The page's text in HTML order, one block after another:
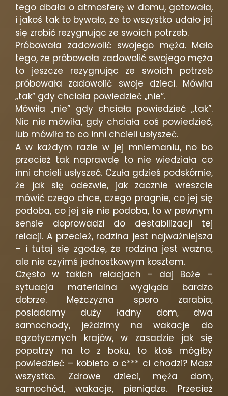
tego dbała o atmosferę w domu, gotowała,
i jakoś tak to bywało, że to wszystko udało jej
się zrobić rezygnując ze swoich potrzeb.
Próbowała zadowolić swojego męża. Mało
tego, że próbowała zadowolić swojego męża
to jeszcze rezygnując ze swoich potrzeb
próbowała zadowolić swoje dzieci. Mówiła
„tak” gdy chciała powiedzieć „nie”.
Mówiła „nie” gdy chciała powiedzieć „tak”.
Nic nie mówiła, gdy chciała coś powiedzieć,
lub mówiła to co inni chcieli usłyszeć.
A w każdym razie w jej mniemaniu, no bo
przecież tak naprawdę to nie wiedziała co
inni chcieli usłyszeć. Czuła gdzieś podskórnie,
że jak się odezwie, jak zacznie wreszcie
mówić czego chce, czego pragnie, co jej się
podoba, co jej się nie podoba, to w pewnym
sensie doprowadzi do destabilizacji tej
relacji. A przecież, rodzina jest najważniejsza
– i tutaj się zgodzę, że rodzina jest ważna,
ale nie czyimś jednostkowym kosztem.
Często w takich relacjach – daj Boże –
sytuacja materialna wygląda bardzo
dobrze. Mężczyzna sporo zarabia,
posiadamy duży ładny dom, dwa
samochody, jeździmy na wakacje do
egzotycznych krajów, w zasadzie jak się
popatrzy na to z boku, to ktoś mógłby
powiedzieć – kobieto o c*** ci chodzi? Masz
wszystko. Zdrowe dzieci, męża dom,
samochód, wakacje, pieniądze. Przecież